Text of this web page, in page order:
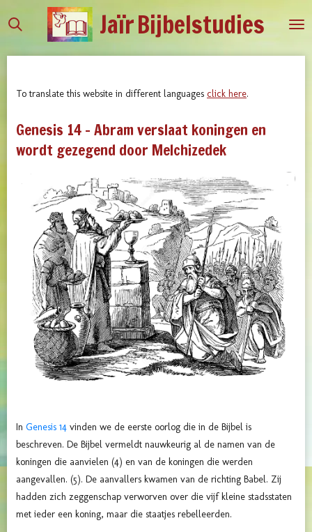
direct
JaïrBijbelstudies
To translate this website in different languages click here.
Genesis 14 - Abram verslaat koningen en
wordt gezegend door Melchizedek
In Genesis 14 vinden we de eerste oorlog die in de Bijbel is
beschreven. De Bijbel vermeldt nauwkeurig al de namen van de
koningen die aanvielen (4) en van de koningen die werden
aangevallen. (5). De aanvallers kwamen van de richting Babel. Zij
hadden zich zeggenschap verworven over die vijf kleine stadsstaten
met ieder een koning, maar die staatjes rebelleerden.